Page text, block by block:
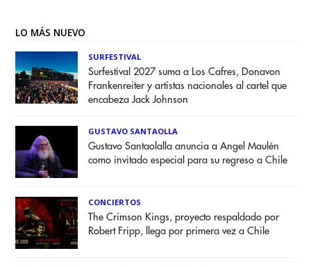
LO MÁS NUEVO
SURFESTIVAL
Surfestival 2027 suma a Los Cafres, Donavon
Frankenreiter y artistas nacionales al cartel que
encabeza Jack Johnson
GUSTAVO SANTAOLLA
Gustavo Santaolalla anuncia a Angel Maulén
como invitado especial para su regreso a Chile
CONCIERTOS
The Crimson Kings, proyecto respaldado por
Robert Fripp, llega por primera vez a Chile